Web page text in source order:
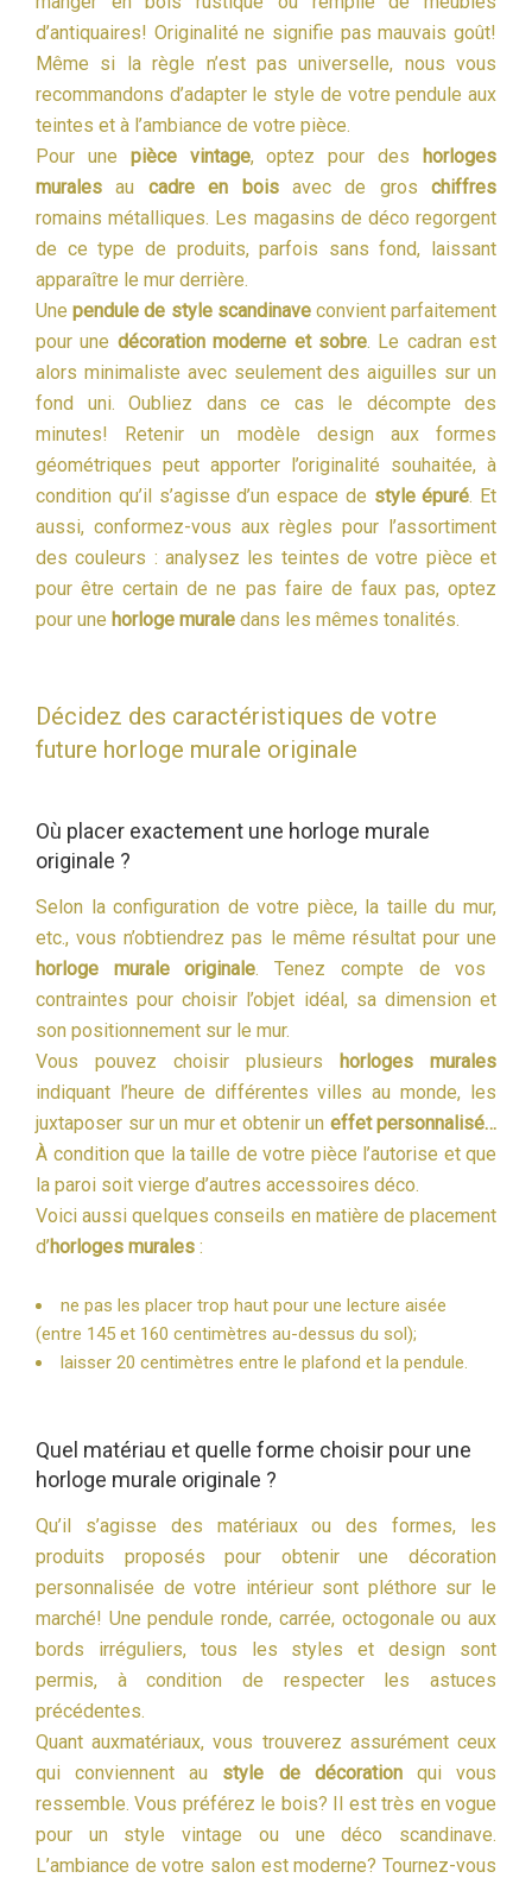
d’antiquaires! Originalité ne signifie pas mauvais goût!
Même si la règle n’est pas universelle, nous vous
recommandons d’adapter le style de votre pendule aux
teintes et à l’ambiance de votre pièce.
Pour une pièce vintage, optez pour des horloges
murales au cadre en boisavec de gros chiffres
romains métalliques. Les magasins de déco regorgent
de ce type de produits, parfois sans fond, laissant
apparaître le mur derrière.
Une pendule de style scandinaveconvient parfaitement
pour une décoration moderne et sobre. Le cadran est
alors minimaliste avec seulement des aiguilles sur un
fond uni. Oubliez dans ce cas le décompte des
minutes! Retenir un modèle design aux formes
géométriques peut apporter l’originalité souhaitée, à
condition qu’il s’agisse d’un espace de style épuré. Et
aussi, conformez-vous aux règles pour l’assortiment
des couleurs : analysez les teintes de votre pièce et
pour être certain de ne pas faire de faux pas, optez
pour une horloge murale dans les mêmes tonalités.
Décidez des caractéristiques de votre
future horloge murale originale
Où placer exactement une horloge murale
originale ?
Selon la configuration de votre pièce, la taille du mur,
etc., vous n’obtiendrez pas le même résultat pour une
horloge murale originale. Tenez compte de vos
contraintes pour choisir l’objet idéal, sa dimension et
son positionnement sur le mur.
Vous pouvez choisir plusieurs horloges murales
indiquant l’heure de différentes villes au monde, les
juxtaposer sur un mur et obtenir un effet personnalisé…
À condition que la taille de votre pièce l’autorise et que
la paroi soit vierge d’autres accessoires déco.
Voici aussi quelques conseils en matière de placement
d’horloges murales :
ne pas les placer trop haut pour une lecture aisée
(entre 145 et 160 centimètres au-dessus du sol);
laisser 20 centimètres entre le plafond et la pendule.
Quel matériau et quelle forme choisir pour une
horloge murale originale ?
Qu’il s’agisse des matériaux ou des formes, les
produits proposés pour obtenir une décoration
personnalisée de votre intérieur sont pléthore sur le
marché! Une pendule ronde, carrée, octogonale ou aux
bords irréguliers, tous les styles et design sont
permis, à condition de respecter les astuces
précédentes.
Quant auxmatériaux, vous trouverez assurément ceux
qui conviennent au style de décorationqui vous
ressemble. Vous préférez le bois? Il est très en vogue
pour un style vintage ou une déco scandinave.
L’ambiance de votre salon est moderne? Tournez-vous